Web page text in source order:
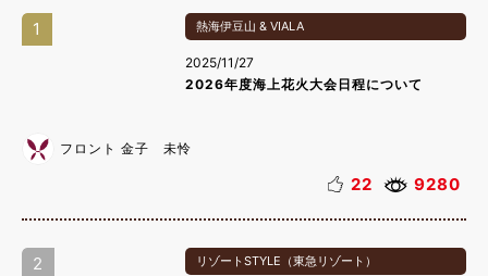
1 熱海伊豆山 & VIALA
2025/11/27
2026年度海上花火大会日程について
フロント 金子 未怜
22 9280
2 リゾートSTYLE（東急リゾート）